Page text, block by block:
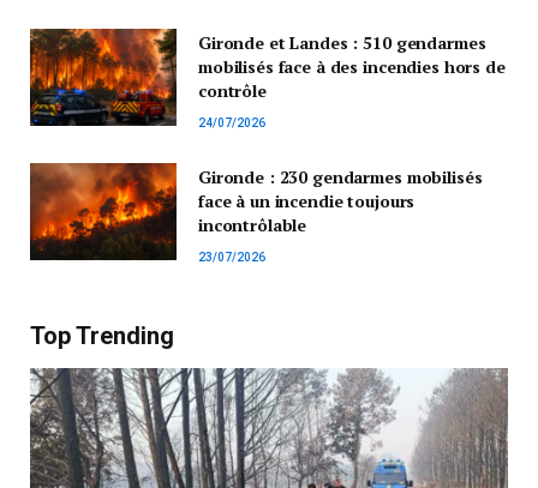
Gironde et Landes : 510 gendarmes
mobilisés face à des incendies hors de
contrôle
24/07/2026
Gironde : 230 gendarmes mobilisés
face à un incendie toujours
incontrôlable
23/07/2026
Top Trending